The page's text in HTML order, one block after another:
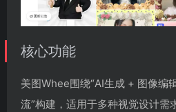
核心功能
美图Whee围绕“AI生成 + 图像编
流”构建，适用于多种视觉设计需